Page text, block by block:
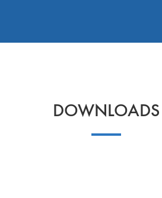
DOWNLOADS